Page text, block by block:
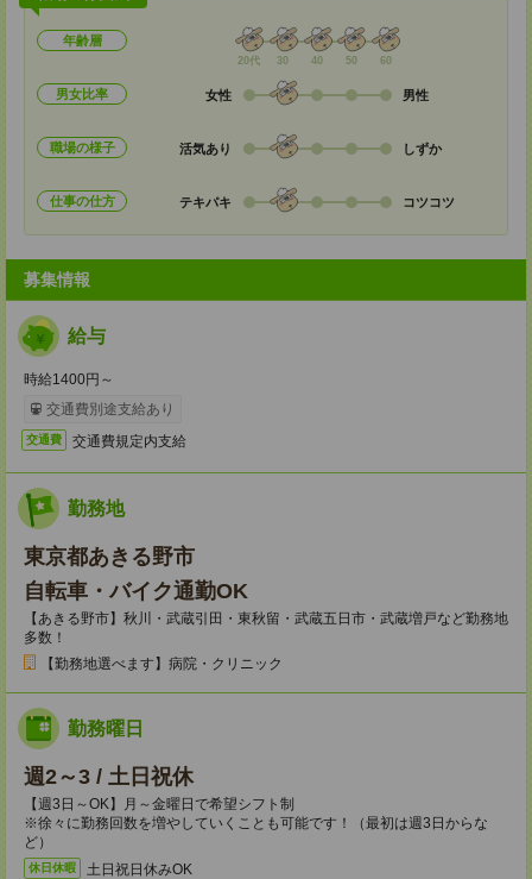
年齢層
20代 30 40 50 60
男女比率 女性 男性
職場の様子 活気あり しずか
仕事の仕方 テキパキ コツコツ
募集情報
給与
時給1400円～
交通費別途支給あり
交通費 交通費規定内支給
勤務地
東京都あきる野市
自転車・バイク通勤OK
【あきる野市】秋川・武蔵引田・東秋留・武蔵五日市・武蔵増戸など勤務地
多数！
【勤務地選べます】病院・クリニック
勤務曜日
週2～3 / 土日祝休
【週3日～OK】月～金曜日で希望シフト制
※徐々に勤務回数を増やしていくことも可能です！（最初は週3日からな
ど）
休日休暇 土日祝日休みOK